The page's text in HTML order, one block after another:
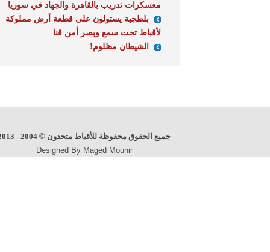
معسكرات تدريب بالقاهرة والجهاد في سوريا
بلطجية يستولون على قطعة أرض مملوكة
لأقباط تحت سمع وبصر أمن قنا
الشيطان مظلوم!
جميع الحقوق محفوظة للأقباط متحدون©
2004 - 2013
Designed By Maged Mounir